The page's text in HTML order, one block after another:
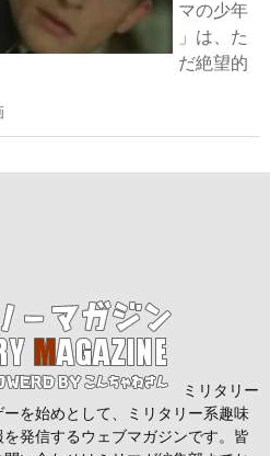
マの少年
」は、た
だ絶望的
ミリタリー
を始めとして、ミリタリー系趣味
発信するウェブマガジンです。皆